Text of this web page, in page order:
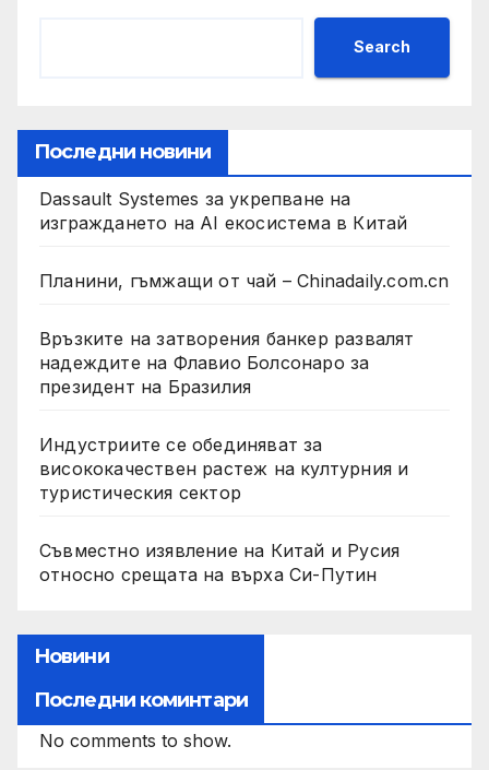
Search
Последни новини
Dassault Systemes за укрепване на
изграждането на AI екосистема в Китай
Планини, гъмжащи от чай – Chinadaily.com.cn
Връзките на затворения банкер развалят
надеждите на Флавио Болсонаро за
президент на Бразилия
Индустриите се обединяват за
висококачествен растеж на културния и
туристическия сектор
Съвместно изявление на Китай и Русия
относно срещата на върха Си-Путин
Новини
Последни коминтари
No comments to show.